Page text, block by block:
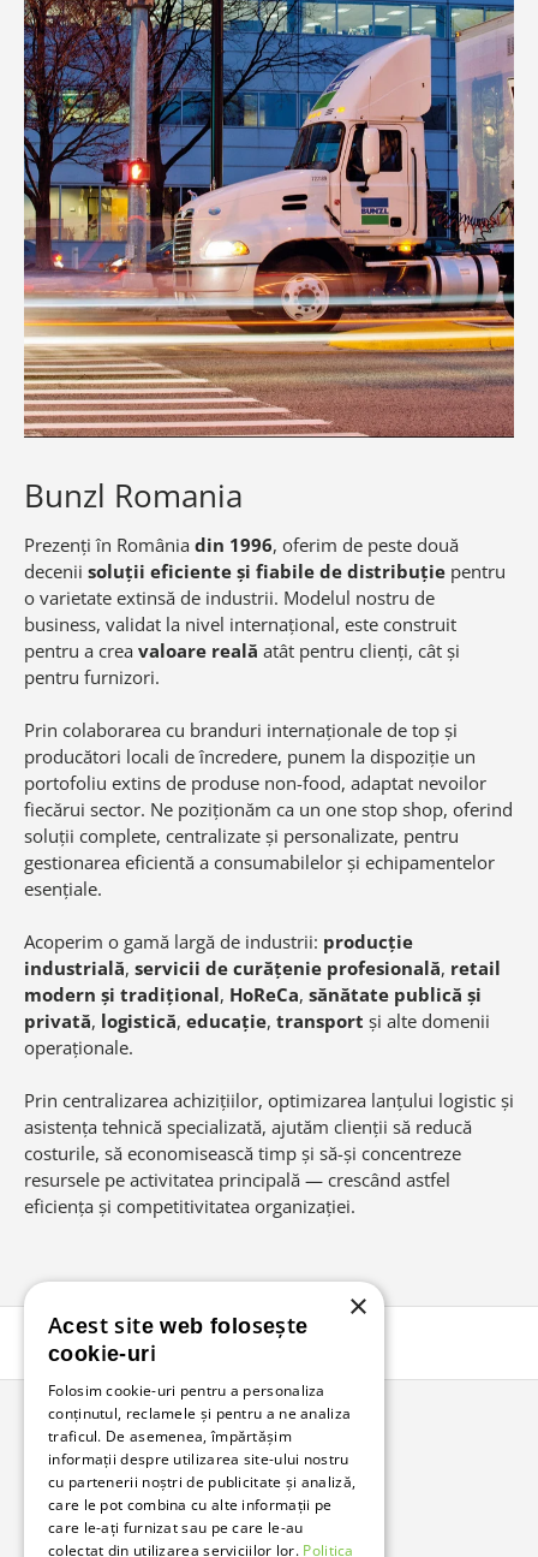
Bunzl Romania
Prezenți în România din 1996, oferim de peste două
decenii soluții eficiente și fiabile de distribuție pentru
o varietate extinsă de industrii. Modelul nostru de
business, validat la nivel internațional, este construit
pentru a crea valoare reală atât pentru clienți, cât și
pentru furnizori.
Prin colaborarea cu branduri internaționale de top și
producători locali de încredere, punem la dispoziție un
portofoliu extins de produse non-food, adaptat nevoilor
fiecărui sector. Ne poziționăm ca un one stop shop, oferind
soluții complete, centralizate și personalizate, pentru
gestionarea eficientă a consumabilelor și echipamentelor
esențiale.
Acoperim o gamă largă de industrii: producție
industrială, servicii de curățenie profesională, retail
modern și tradițional, HoReCa, sănătate publică și
privată, logistică, educație, transport și alte domenii
operaționale.
Prin centralizarea achizițiilor, optimizarea lanțului logistic și
asistența tehnică specializată, ajutăm clienții să reducă
costurile, să economisească timp și să-și concentreze
resursele pe activitatea principală — crescând astfel
eficiența și competitivitatea organizației.
Înapoi în sus
Bunzl Romania
Soluții complete pentru afacerea ta.
×
Acest site web folosește
cookie-uri
Folosim cookie-uri pentru a personaliza
conținutul, reclamele și pentru a ne analiza
traficul. De asemenea, împărtășim
informații despre utilizarea site-ului nostru
cu partenerii noștri de publicitate și analiză,
care le pot combina cu alte informații pe
care le-ați furnizat sau pe care le-au
colectat din utilizarea serviciilor lor. Politica